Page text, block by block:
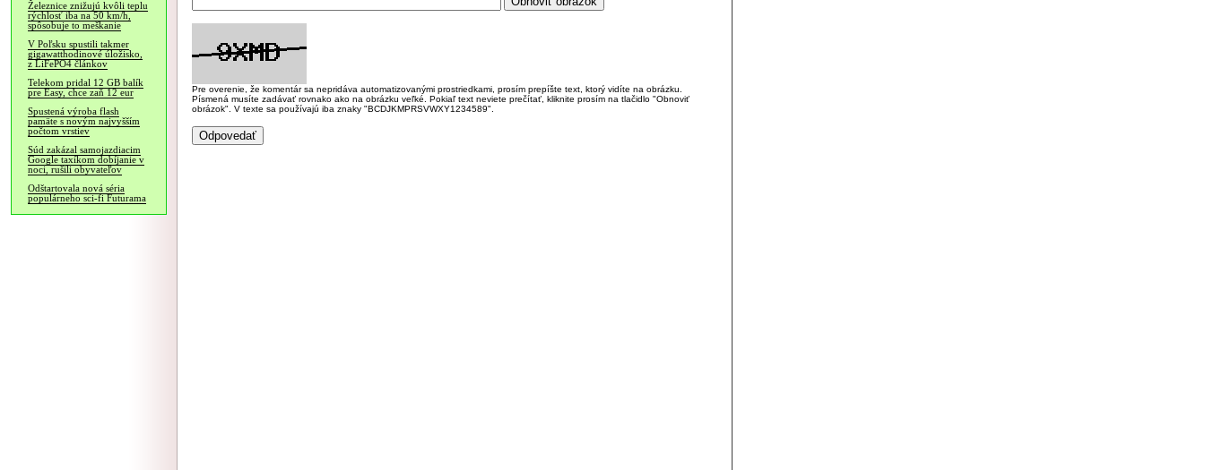
Železnice znižujú kvôli teplu
rýchlosť iba na 50 km/h,
spôsobuje to meškanie
V Poľsku spustili takmer
gigawatthodinové úložisko,
z LiFePO4 článkov
Telekom pridal 12 GB balík
pre Easy, chce zaň 12 eur
Spustená výroba flash
pamäte s novým najvyšším
počtom vrstiev
Súd zakázal samojazdiacim
Google taxíkom dobíjanie v
noci, rušili obyvateľov
Odštartovala nová séria
populárneho sci-fi Futurama
Pre overenie, že komentár sa nepridáva automatizovanými prostriedkami, prosím prepíšte text, ktorý vidíte na obrázku.
Písmená musíte zadávať rovnako ako na obrázku veľké. Pokiaľ text neviete prečítať, kliknite prosím na tlačidlo "Obnoviť
obrázok". V texte sa používajú iba znaky "BCDJKMPRSVWXY1234589".